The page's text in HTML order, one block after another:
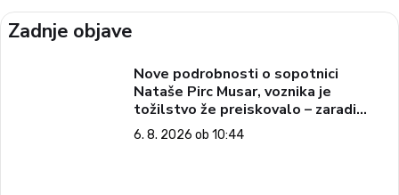
Zadnje objave
Nove podrobnosti o sopotnici
Nataše Pirc Musar, voznika je
tožilstvo že preiskovalo – zaradi
trgovine z drogami
6. 8. 2026 ob 10:44